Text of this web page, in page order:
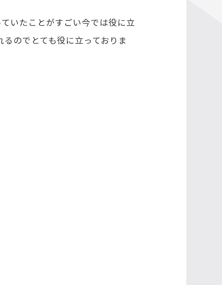
いたことがすごい今では役に立
のでとても役に立っておりま